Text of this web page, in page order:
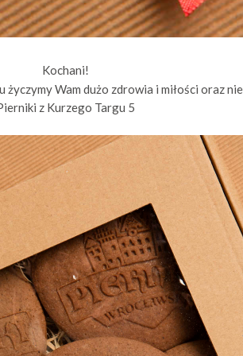
Kochani!
Wam dużo zdrowia i miłości oraz
z Kurzego Targu 5